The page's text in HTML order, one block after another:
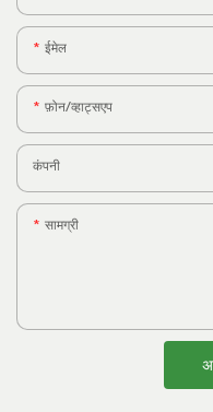
ईमेल
फ़ोन/व्हाट्सएप
कंपनी
सामग्री